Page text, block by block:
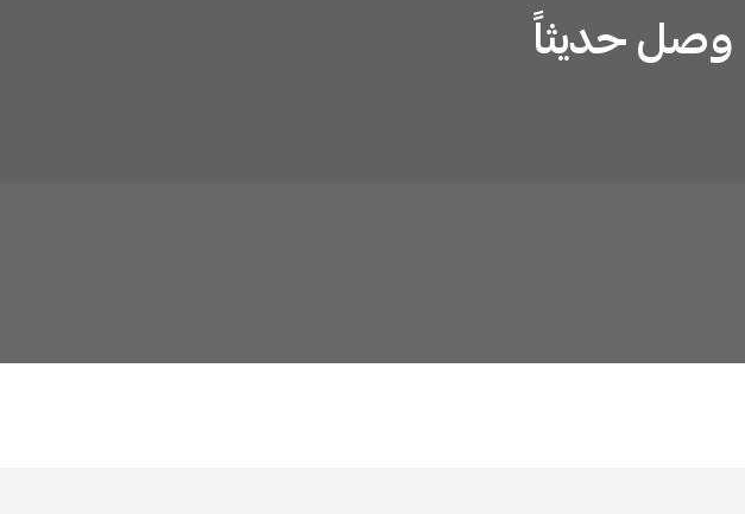
وصل حديثاً